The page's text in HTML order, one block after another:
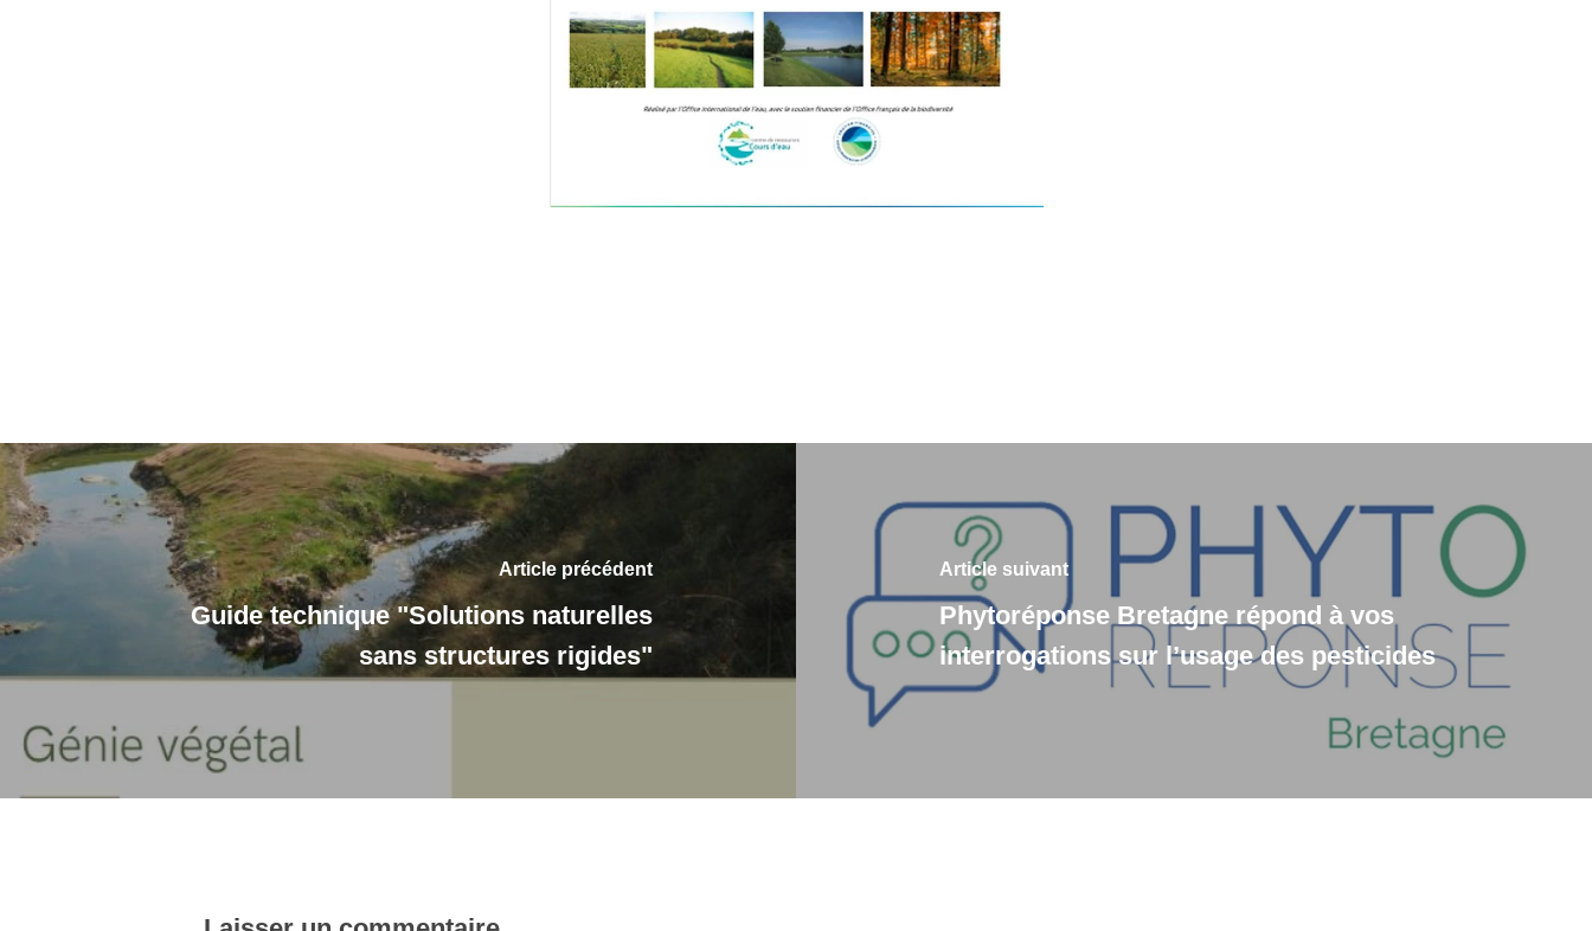
Article précédent
Guide technique "Solutions naturelles
sans structures rigides"
Article suivant
Phytoréponse Bretagne répond à vos
interrogations sur l’usage des pesticides